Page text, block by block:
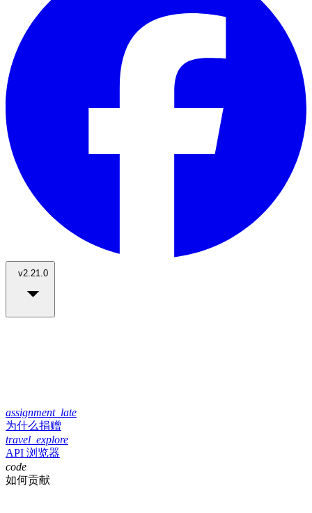
v2.21.0
assignment_late
为什么捐赠
travel_explore
API 浏览器
code
如何贡献